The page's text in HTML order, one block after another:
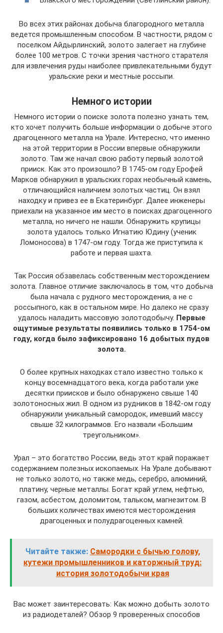
Во всех этих районах добыча благородного металла
ведется промышленным способом. В частности, рядом с
поселком Айдырлинский, золото залегает на глубине
более 100 метров. С точки зрения частного старателя
для извлечения руды наиболее привлекательными будут
уральские реки и местные россыпи.
Немного истории
Немного истории о поиске золота полезно узнать тем,
кто хочет получить больше информации о добыче этого
драгоценного металла на Урале. Интересно, что именно
на этой территории в России впервые обнаружили
золото. Там же начал свою работу первый золотой
прииск. Как это произошло? В 1745-ом году Ерофей
Марков обнаружил в уральских горах необычный камень,
отличающийся наличием золотых частиц. Он взял
находку и привез ее в Екатеринбург. Далее инженеры
приехали на указанное им место в поисках драгоценного
металла, но ничего не нашли. Обнаружить крупицы
золота удалось только Игнатию Юдину (ученик
Ломоносова) в 1747-ом году. Тогда же приступила к
работе и первая шахта.
Так Россия обзавелась собственным месторождением
золота. Главное отличие заключалось в том, что добыча
была начала с рудного месторождения, а не с
россыпного, как в остальном мире. Но далеко не сразу
удалось наладить массовую золотодобычу. Первые
ощутимые результаты появились только в 1754-ом
году, когда было зафиксировано 16 добытых пудов
золота.
О более крупных находках стало известно только к
концу восемнадцатого века, когда работали уже
десятки приисков и было обнаружено свыше 140
золотоносных жил. В одном из рудников в 1842-ом году
обнаружили уникальный самородок, имевший массу
свыше 32 килограммов. Его назвали «Большим
треугольником».
Урал – это богатство России, ведь этот край поражает
содержанием полезных ископаемых. На Урале добывают
не только золото, но также медь, серебро, алюминий,
платину, черные металлы. Богат край углем, нефтью,
газом, асбестом, доломитом, тальком, магнезитом. В
больших количествах имеются месторождения
драгоценных и полудрагоценных камней.
Читайте также: Самородки с бычью голову,
кутежи промышленников и каторжный труд:
история золотодобычи края
Вас может заинтересовать: Как можно добыть золото
из радиодеталей? Обзор 9 проверенных способов